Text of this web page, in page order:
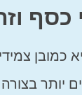
יותר